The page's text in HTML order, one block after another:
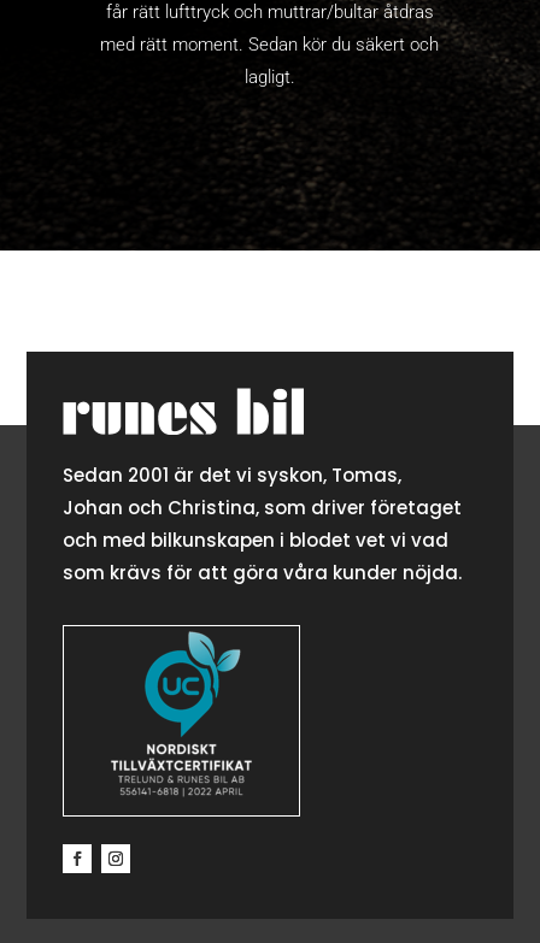
får rätt lufttryck och muttrar/bultar åtdras
med rätt moment. Sedan kör du säkert och
lagligt.
Sedan 2001 är det vi syskon, Tomas,
Johan och Christina, som driver företaget
och med bilkunskapen i blodet vet vi vad
som krävs för att göra våra kunder nöjda.